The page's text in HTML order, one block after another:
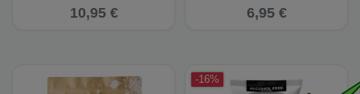
10,95 € 6,95 €
-16%